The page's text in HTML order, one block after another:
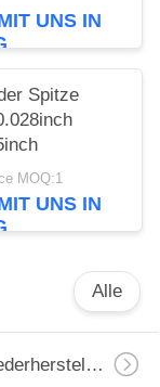
UNS IN
Spitze
MOQ:1
UNS IN
Alle
Steinwiederherstellungs-Korb